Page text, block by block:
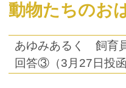
動物たちのお
あゆみあるく 飼育
回答③（3月27日投函